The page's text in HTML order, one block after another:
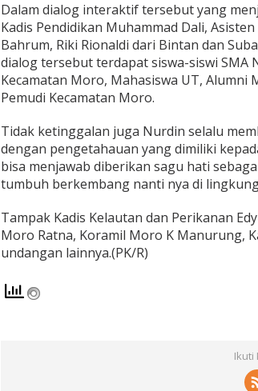
Dalam dialog interaktif tersebut yang
Kadis Pendidikan Muhammad Dali,
Bahrum, Riki Rionaldi dari Bintan dan
dialog tersebut terdapat siswa-siswi SMA
Kecamatan Moro, Mahasiswa UT, Alumni
Pemudi Kecamatan Moro.
Tidak ketinggalan juga Nurdin selalu
dengan pengetahauan yang dimiliki
bisa menjawab diberikan sagu hati
tumbuh berkembang nanti nya di
Tampak Kadis Kelautan dan Perikanan
Moro Ratna, Koramil Moro K Manurung,
undangan lainnya.(PK/R)
Ikuti